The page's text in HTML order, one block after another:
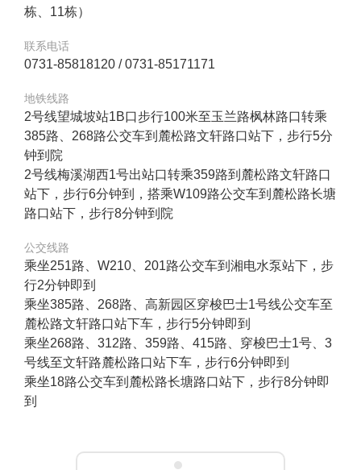
栋、11栋）
联系电话
0731-85818120 / 0731-85171171
地铁线路
2号线望城坡站1B口步行100米至玉兰路枫林路口转乘
385路、268路公交车到麓松路文轩路口站下，步行5分
钟到院
2号线梅溪湖西1号出站口转乘359路到麓松路文轩路口
站下，步行6分钟到，搭乘W109路公交车到麓松路长塘
路口站下，步行8分钟到院
公交线路
乘坐251路、W210、201路公交车到湘电水泵站下，步
行2分钟即到
乘坐385路、268路、高新园区穿梭巴士1号线公交车至
麓松路文轩路口站下车，步行5分钟即到
乘坐268路、312路、359路、415路、穿梭巴士1号、3
号线至文轩路麓松路口站下车，步行6分钟即到
乘坐18路公交车到麓松路长塘路口站下，步行8分钟即
到